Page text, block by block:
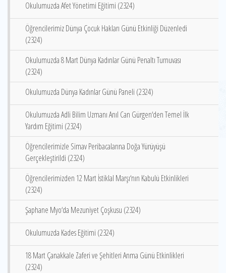
Okulumuzda Afet Yönetimi Eğitimi (2324)
Öğrencilerimiz Dünya Çocuk Hakları Günü Etkinliği Düzenledi
(2324)
Okulumuzda 8 Mart Dünya Kadınlar Günü Penaltı Turnuvası
(2324)
Okulumuzda Dünya Kadınlar Günü Paneli (2324)
Okulumuzda Adli Bilim Uzmanı Anıl Can Gürgen‘den Temel İlk
Yardım Eğitimi (2324)
Öğrencilerimizle Simav Peribacalarına Doğa Yürüyüşü
Gerçekleştirildi (2324)
Öğrencilerimizden 12 Mart İstiklal Marşı‘nın Kabulü Etkinlikleri
(2324)
Şaphane Myo‘da Mezuniyet Çoşkusu (2324)
Okulumuzda Kades Eğitimi (2324)
18 Mart Çanakkale Zaferi ve Şehitleri Anma Günü Etkinlikleri
(2324)